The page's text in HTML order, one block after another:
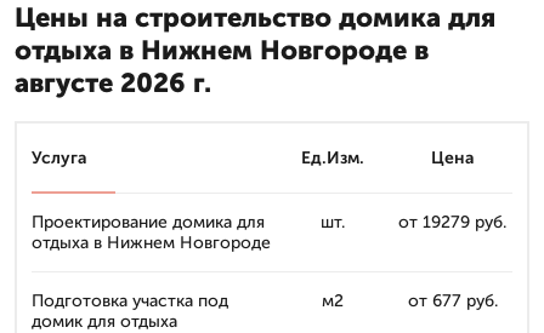
Цены на строительство домика для
отдыха в Нижнем Новгороде в
августе 2026 г.
Услуга Ед.Изм. Цена
Проектирование домика для
отдыха в Нижнем Новгороде
шт. от 19279 руб.
Подготовка участка под
домик для отдыха
м2 от 677 руб.